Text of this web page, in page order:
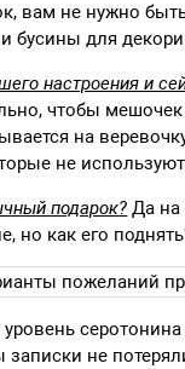
вам не нужно
бусины для
настроения и
чтобы
на
не
подарок? Да на
но как его
не